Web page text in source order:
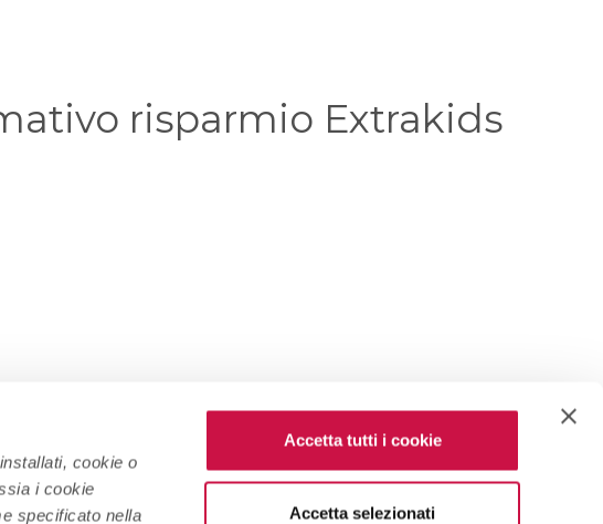
cookie o
i cookie
specificato nella
Accetta tutti i cookie
Accetta selezionati
risparmio Extrakids